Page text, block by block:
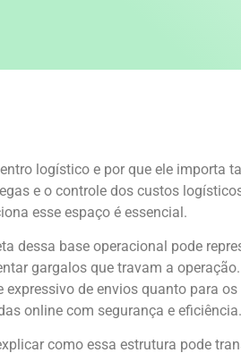
logístico e por que ele importa
e o controle dos custos
esse espaço é essencial.
dessa base operacional pode
gargalos que travam a
de envios quanto para
online com segurança e eficiência.
como essa estrutura pode